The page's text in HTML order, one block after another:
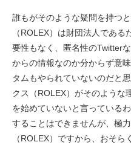
誰もがそのような疑問を持つ
（ROLEX）は財団法人であ
要性もなく、匿名性のTwitter
からの情報なのか分からず意
タムもやられていないのだと
クス（ROLEX）がそのような
を始めていないと言っている
することはできませんが、極
（ROLEX）ですから、おそ